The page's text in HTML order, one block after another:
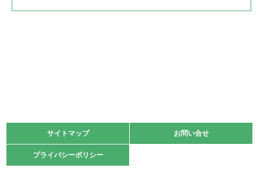
2022.05.22
緑ケ丘体育館
2021.10.23
卓球選手権大会ラージボールの部開催☆
サイトマップ お問い合せ
プライバシーポリシー
サイトマップ お問い合せ
プライバシーポリシー